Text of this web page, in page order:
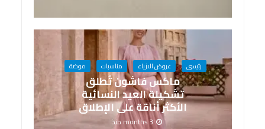
رئيسى عروض الازياء مناسبات موضة
ماكس فاشون تُطلق
تشكيلة العيد النسائية
الأكثر أناقة على الإطلاق
3 months منذ